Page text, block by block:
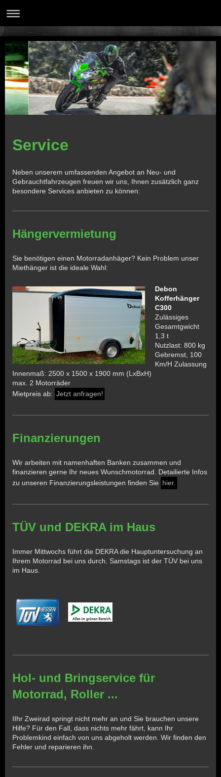
Service
Neben unserem umfassenden Angebot an Neu- und
Gebrauchtfahrzeugen freuen wir uns, Ihnen zusätzlich ganz
besondere Services anbieten zu können:
Hängervermietung
Sie benötigen einen Motorradanhäger? Kein Problem unser
Miethänger ist die ideale Wahl:
Debon
Kofferhänger
C300
Zulässiges
Gesamtgwicht
1,3 t
Nutzlast: 800 kg
Gebremst, 100
Km/H Zulassung
Innenmaß: 2500 x 1500 x 1900 mm (LxBxH)
max. 2 Motorräder
Mietpreis ab: Jetzt anfragen!
Finanzierungen
Wir arbeiten mit namenhaften Banken zusammen und
finanzieren gerne Ihr neues Wunschmotorrad. Detailierte Infos
zu unseren Finanzierungsleistungen finden Sie hier.
TÜV und DEKRA im Haus
Immer Mittwochs führt die DEKRA die Hauptuntersuchung an
Ihrem Motorrad bei uns durch. Samstags ist der TÜV bei uns
im Haus.
Hol- und Bringservice für
Motorrad, Roller ...
IIhr Zweirad springt nicht mehr an und Sie brauchen unsere
Hilfe? Für den Fall, dass nichts mehr fährt, kann Ihr
Problemkind einfach von uns abgeholt werden. Wir finden den
Fehler und reparieren ihn.